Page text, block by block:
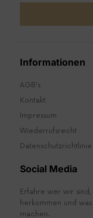
Informationen
AGB's
Kontakt
Impressum
Wiederrufsrecht
Datenschutzrichtlinie
Social Media
Erfahre wer wir
herkommen und
machen.